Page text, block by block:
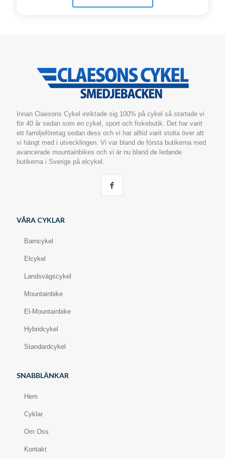
Innan Claesons Cykel inriktade sig 100% på cykel så startade vi
för 40 år sedan som en cykel, sport och fiskebutik. Det har varit
ett familjeföretag sedan dess och vi har alltid varit stolta över att
vi hängt med i utvecklingen. Vi var bland de första butikerna med
avancerade mountainbikes och vi är nu bland de ledande
butikerna i Sverige på elcykel.
VÅRA CYKLAR
Barncykel
Elcykel
Landsvägscykel
Mountainbike
El-Mountainbike
Hybridcykel
Standardcykel
SNABBLÄNKAR
Hem
Cyklar
Om Oss
Kontakt